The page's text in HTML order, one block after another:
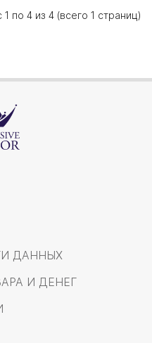
1 по 4 из 4 (всего 1 страниц)
ДАННЫХ
И ДЕНЕГ